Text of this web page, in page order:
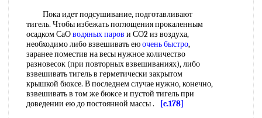
Пока идет подсушивание, подготавливают
тигель. Чтобы избежать поглощения прокаленным
осадком СаОводяных паров и СО2 из воздуха,
необходимо либо взвешивать еюочень быстро,
заранее поместив на весы нужное количество
разновесок (при повторных взвешиваниях), либо
взвешивать тигель в герметически закрытом
крышкой бюксе. В последнем случае нужно, конечно,
взвешивать в том же бюксе и пустой тигель при
доведении ею до постоянной массы .
[c.178]